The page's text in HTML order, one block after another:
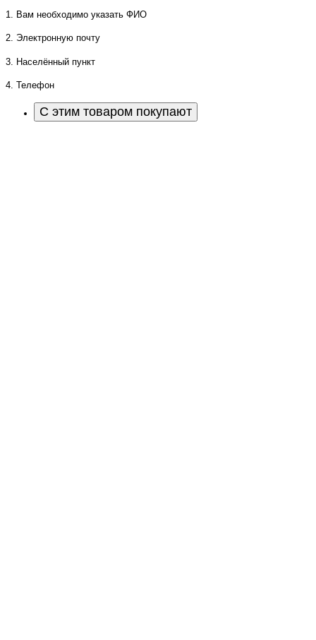
1. Вам необходимо указать ФИО
2. Электронную почту
3. Населённый пункт
4. Телефон
С этим товаром покупают